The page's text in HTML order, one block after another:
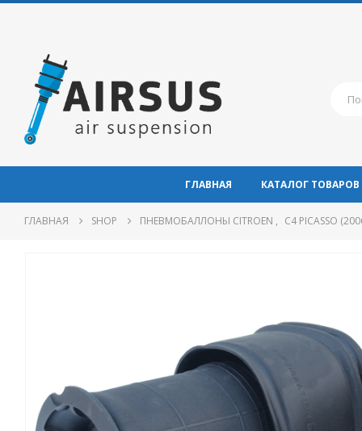
ГЛАВНАЯ КАТАЛОГ ТОВАРОВ
ГЛАВНАЯ SHOP ПНЕВМОБАЛЛОНЫ CITROEN , C4 PICASSO